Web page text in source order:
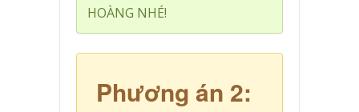
HOÀNG NHÉ!
Phương án 2: